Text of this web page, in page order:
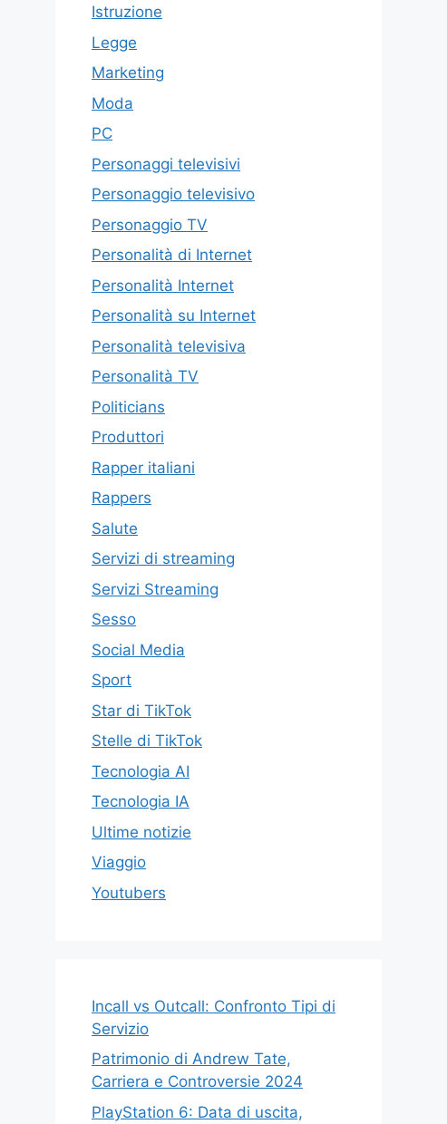
Istruzione
Legge
Marketing
Moda
PC
Personaggi televisivi
Personaggio televisivo
Personaggio TV
Personalità di Internet
Personalità Internet
Personalità su Internet
Personalità televisiva
Personalità TV
Politicians
Produttori
Rapper italiani
Rappers
Salute
Servizi di streaming
Servizi Streaming
Sesso
Social Media
Sport
Star di TikTok
Stelle di TikTok
Tecnologia AI
Tecnologia IA
Ultime notizie
Viaggio
Youtubers
Incall vs Outcall: Confronto Tipi di
Servizio
Patrimonio di Andrew Tate,
Carriera e Controversie 2024
PlayStation 6: Data di uscita,